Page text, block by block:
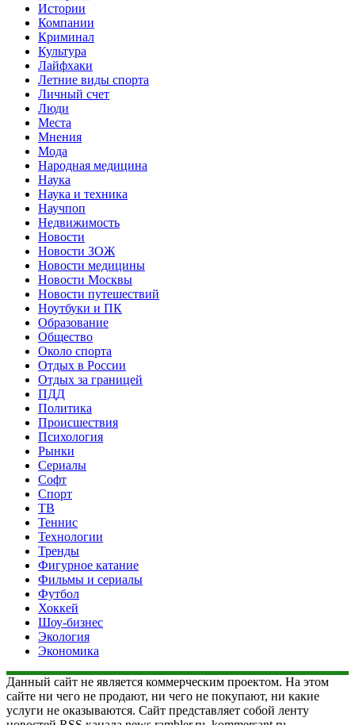
Истории
Компании
Криминал
Культура
Лайфхаки
Летние виды спорта
Личный счет
Люди
Места
Мнения
Мода
Народная медицина
Наука
Наука и техника
Научпоп
Недвижимость
Новости
Новости ЗОЖ
Новости медицины
Новости Москвы
Новости путешествий
Ноутбуки и ПК
Образование
Общество
Около спорта
Отдых в России
Отдых за границей
ПДД
Политика
Происшествия
Психология
Рынки
Сериалы
Софт
Спорт
ТВ
Теннис
Технологии
Тренды
Фигурное катание
Фильмы и сериалы
Футбол
Хоккей
Шоу-бизнес
Экология
Экономика
Данный сайт не является коммерческим проектом. На этом
сайте ни чего не продают, ни чего не покупают, ни какие
услуги не оказываются. Сайт представляет собой ленту